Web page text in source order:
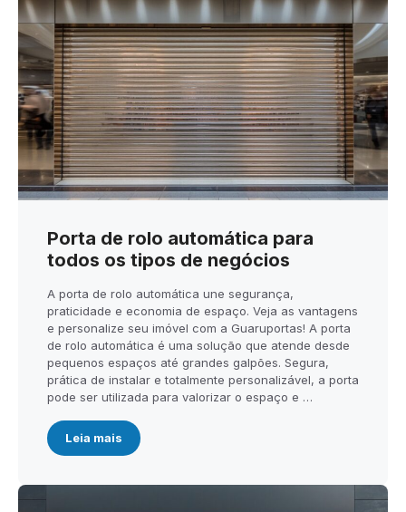
Porta de rolo automática para
todos os tipos de negócios
A porta de rolo automática une segurança,
praticidade e economia de espaço. Veja as vantagens
e personalize seu imóvel com a Guaruportas! A porta
de rolo automática é uma solução que atende desde
pequenos espaços até grandes galpões. Segura,
prática de instalar e totalmente personalizável, a porta
pode ser utilizada para valorizar o espaço e …
Leia mais